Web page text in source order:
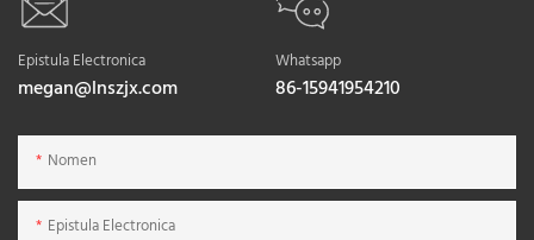
Epistula Electronica
megan@lnszjx.com
Whatsapp
86-15941954210
Nomen
Epistula Electronica